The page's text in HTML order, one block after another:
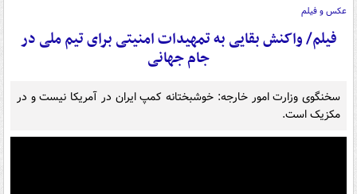
عکس و فیلم
فیلم/ واکنش بقایی به تمهیدات امنیتی برای تیم ملی در
جام جهانی
سخنگوی وزارت امور خارجه: خوشبختانه کمپ ایران در آمریکا نیست و در
مکزیک است.